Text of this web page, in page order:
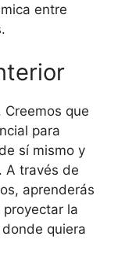
entre
que
para
sí mismo y
A través de
aprenderás
la
quiera